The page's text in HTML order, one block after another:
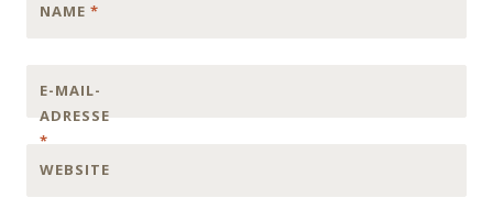
NAME *
E-MAIL-
ADRESSE
*
WEBSITE